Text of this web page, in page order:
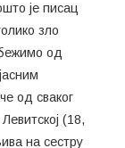
је писац
зло
од
од сваког
(18,
на сестру